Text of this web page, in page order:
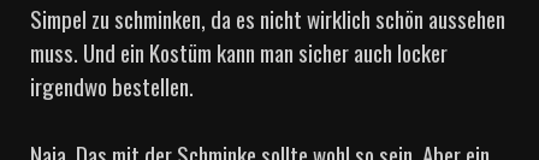
Simpel zu schminken, da es nicht wirklich schön aussehen
muss. Und ein Kostüm kann man sicher auch locker
irgendwo bestellen.